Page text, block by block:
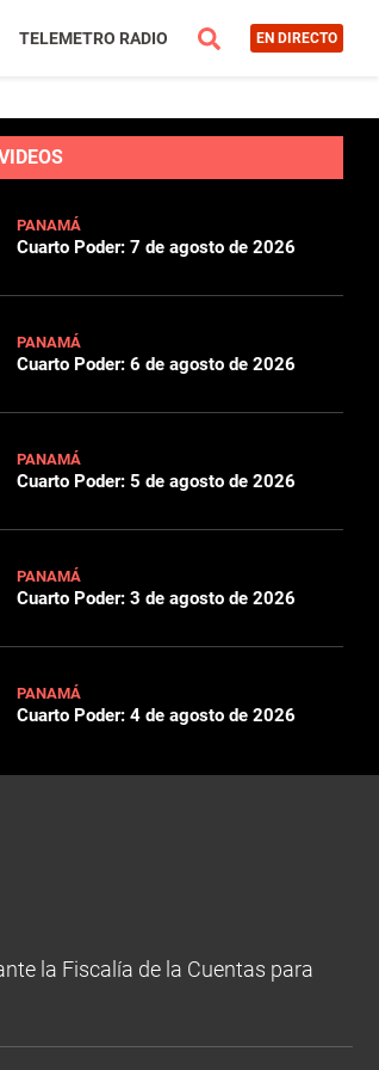
TELEMETRO RADIO EN DIRECTO
PANAMÁ
Cuarto Poder: 7 de agosto de 2026
PANAMÁ
Cuarto Poder: 6 de agosto de 2026
PANAMÁ
Cuarto Poder: 5 de agosto de 2026
PANAMÁ
Cuarto Poder: 3 de agosto de 2026
PANAMÁ
Cuarto Poder: 4 de agosto de 2026
la Fiscalía de la Cuentas para